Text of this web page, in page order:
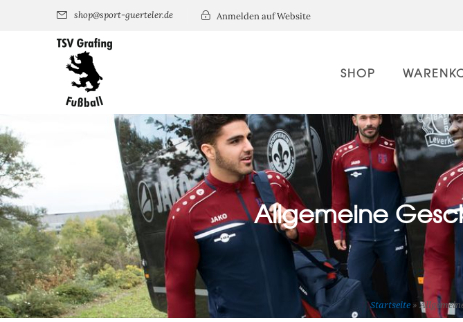
shop@sport-guerteler.de Anmelden auf Website
SHOP
Allgemeine
Startseite»